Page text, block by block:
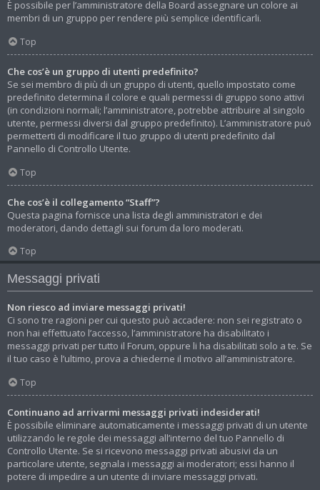
È possibile per l’amministratore della Board assegnare un colore ai
membri di un gruppo per rendere più semplice identificarli.
Top
Che cos’è un gruppo di utenti predefinito?
Se sei membro di più di un gruppo di utenti, quello impostato come
predefinito determina il colore e quali permessi di gruppo sono attivi
(in condizioni normali; l’amministratore, potrebbe attribuire al singolo
utente, permessi diversi dal gruppo predefinito). L’amministratore può
permetterti di modificare il tuo gruppo di utenti predefinito dal
Pannello di Controllo Utente.
Top
Che cos’è il collegamento “Staff”?
Questa pagina fornisce una lista degli amministratori e dei
moderatori, dando dettagli sui forum da loro moderati.
Top
Messaggi privati
Non riesco ad inviare messaggi privati!
Ci sono tre ragioni per cui questo può accadere: non sei registrato o
non hai effettuato l’accesso, l’amministratore ha disabilitato i
messaggi privati per tutto il Forum, oppure li ha disabilitati solo a te. Se
il tuo caso è l’ultimo, prova a chiederne il motivo all’amministratore.
Top
Continuano ad arrivarmi messaggi privati indesiderati!
È possibile eliminare automaticamente i messaggi privati ​​di un utente
utilizzando le regole dei messaggi all’interno del tuo Pannello di
Controllo Utente. Se si ricevono messaggi privati ​​abusivi da un
particolare utente, segnala i messaggi ai moderatori; essi hanno il
potere di impedire a un utente di inviare messaggi privati​​.